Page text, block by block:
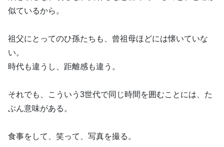
似ているから。
祖父にとってのひ孫たちも、曾祖母ほどには懐いていな
い。
時代も違うし、距離感も違う。
それでも、こういう3世代で同じ時間を囲むことには、た
ぶん意味がある。
食事をして、笑って、写真を撮る。